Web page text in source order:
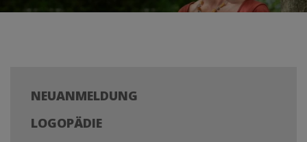
NEUANMELDUNG
LOGOPÄDIE